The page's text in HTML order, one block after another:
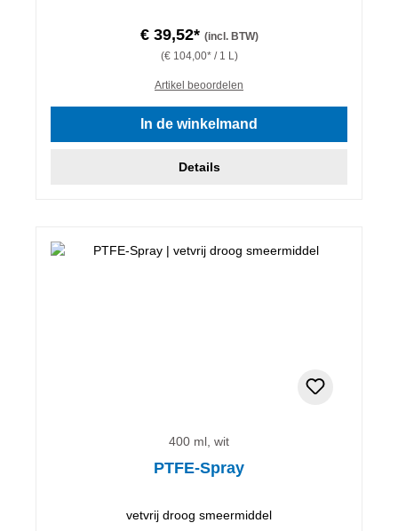
€ 39,52* (incl. BTW)
(€ 104,00* / 1 L)
Artikel beoordelen
In de winkelmand
Details
400 ml, wit
PTFE-Spray
vetvrij droog smeermiddel